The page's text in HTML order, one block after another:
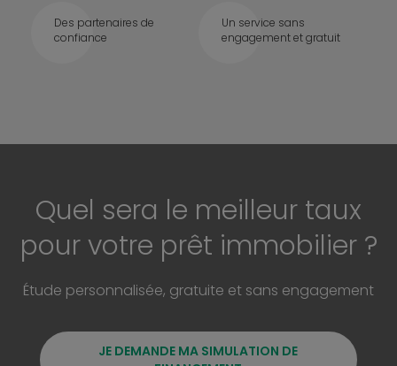
Des partenaires de
confiance
Un service sans
engagement et gratuit
Quel sera le meilleur taux
pour votre prêt immobilier ?
Étude personnalisée, gratuite et sans engagement
JE DEMANDE MA SIMULATION DE